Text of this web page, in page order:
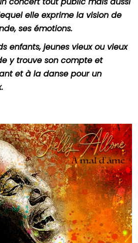
elle exprime la vision de
ses émotions.
enfants, jeunes vieux ou vieux
y trouve son compte et
et à la danse pour un